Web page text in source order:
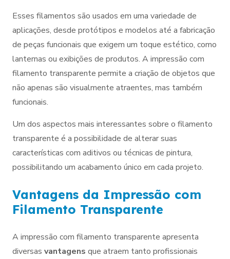
Esses filamentos são usados em uma variedade de
aplicações, desde protótipos e modelos até a fabricação
de peças funcionais que exigem um toque estético, como
lanternas ou exibições de produtos. A impressão com
filamento transparente permite a criação de objetos que
não apenas são visualmente atraentes, mas também
funcionais.
Um dos aspectos mais interessantes sobre o filamento
transparente é a possibilidade de alterar suas
características com aditivos ou técnicas de pintura,
possibilitando um acabamento único em cada projeto.
Vantagens da Impressão com
Filamento Transparente
A impressão com filamento transparente apresenta
diversas vantagens que atraem tanto profissionais